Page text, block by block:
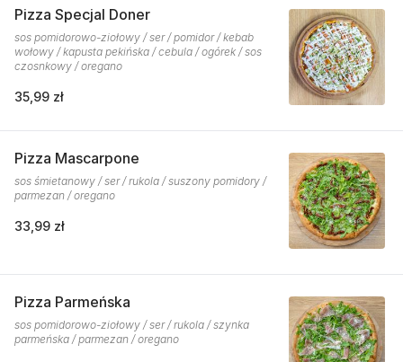
Pizza Specjal Doner
sos pomidorowo-ziołowy / ser / pomidor / kebab
wołowy / kapusta pekińska / cebula / ogórek / sos
czosnkowy / oregano
35,99 zł
Pizza Mascarpone
sos śmietanowy / ser / rukola / suszony pomidory /
parmezan / oregano
33,99 zł
Pizza Parmeńska
sos pomidorowo-ziołowy / ser / rukola / szynka
parmeńska / parmezan / oregano